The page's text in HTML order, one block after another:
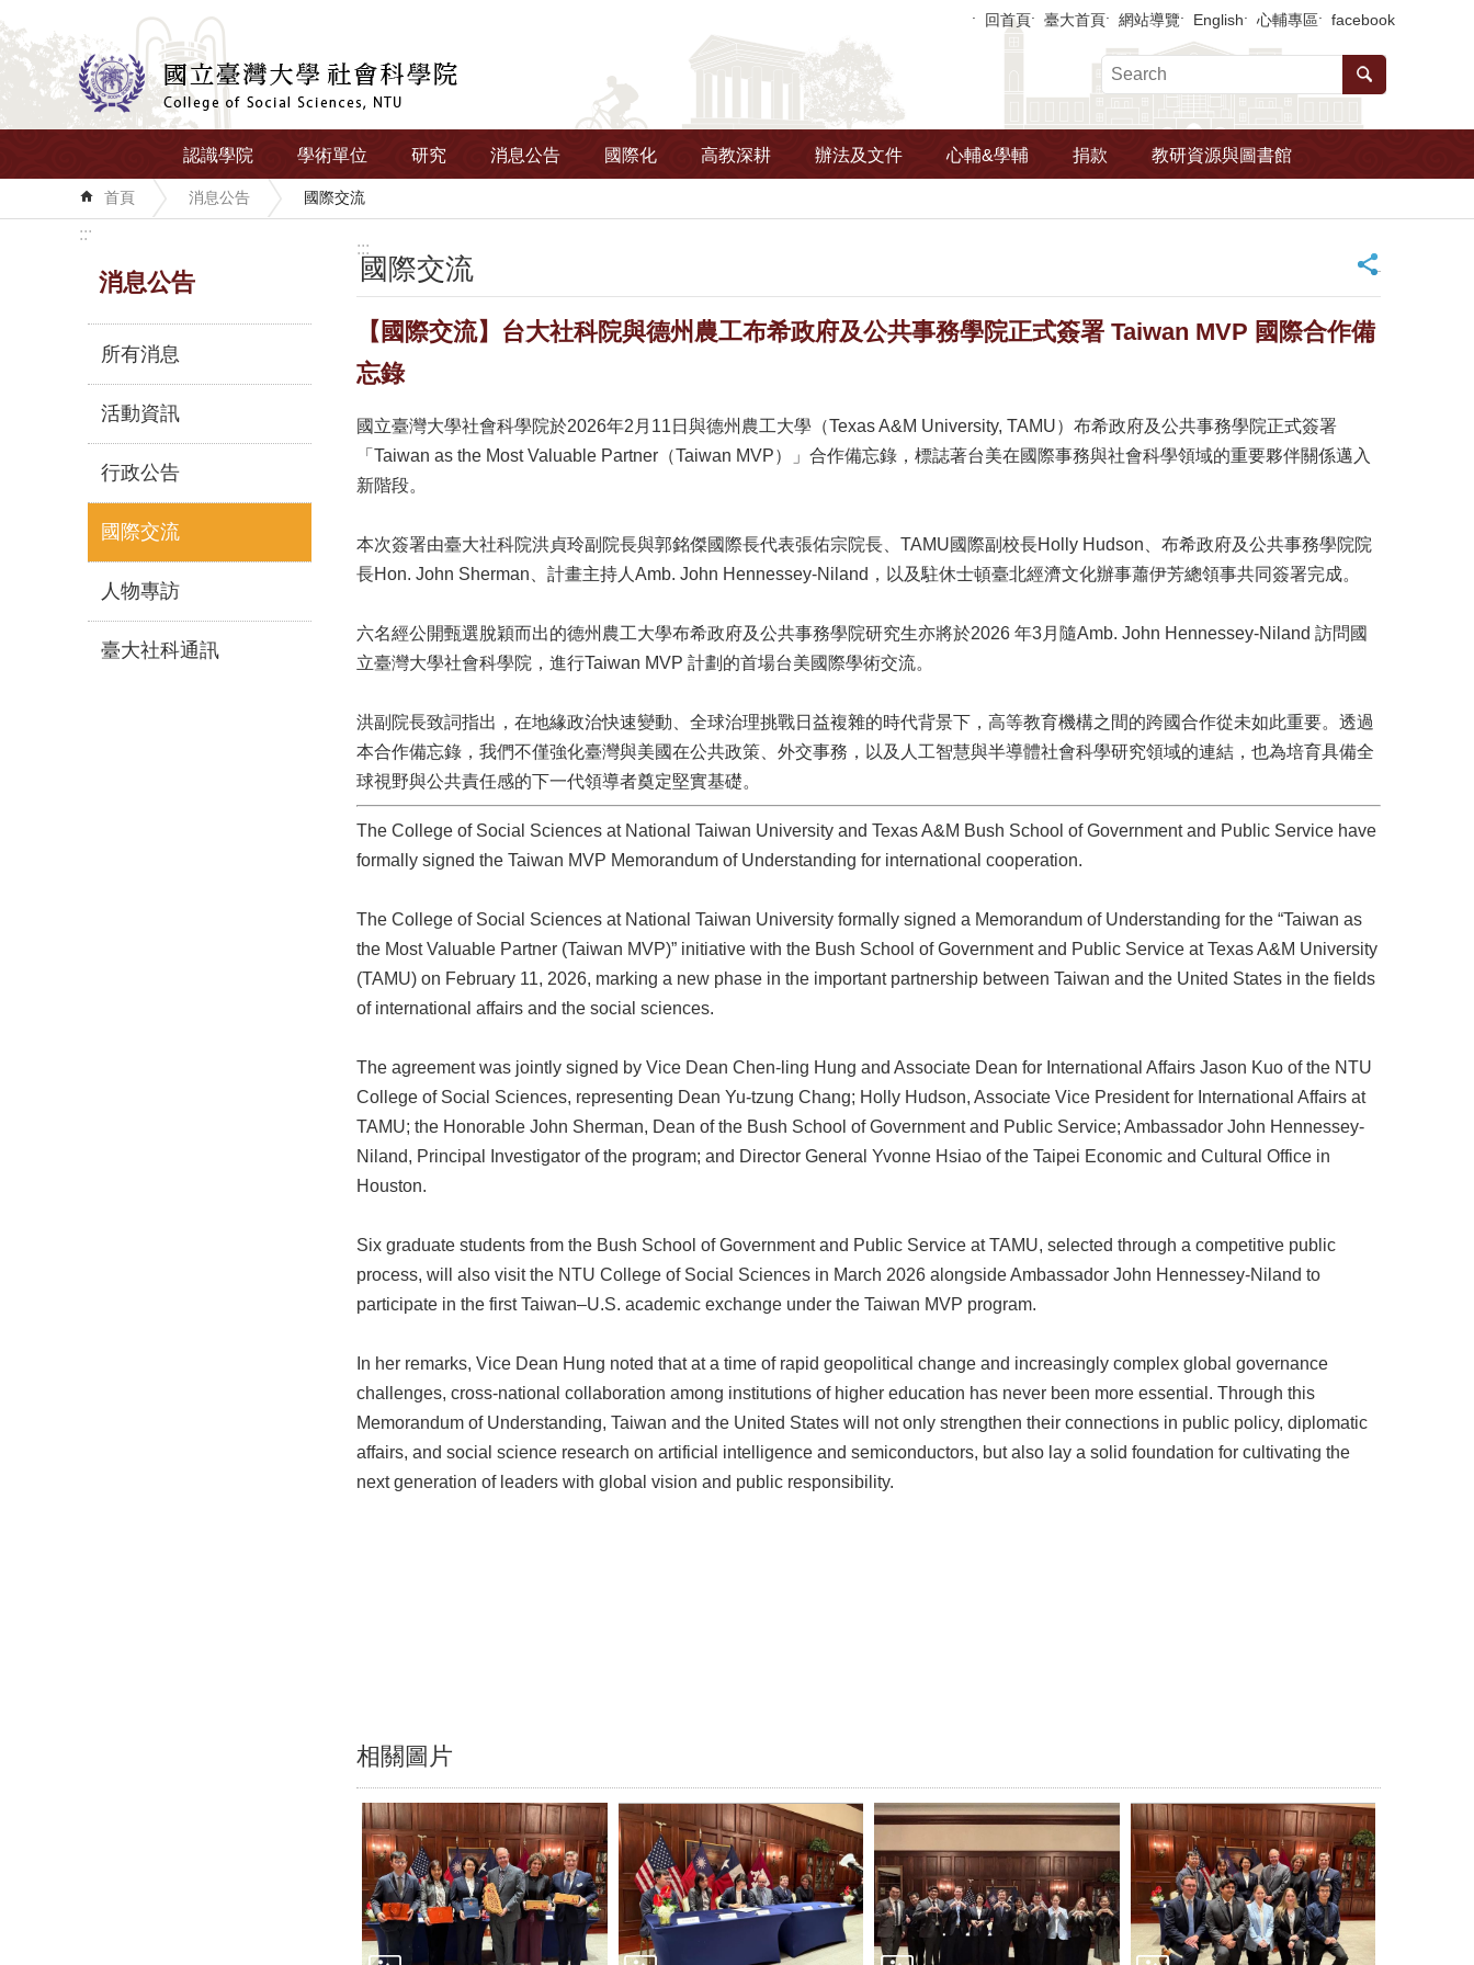
跳到主要內容區塊 回首頁 臺大首頁 網站導覽 English 心輔專區 facebook
認識學院 學術單位 研究 消息公告 國際化 高教深耕 辦法及文件 心輔&學輔 捐款 教研資源與圖書館
首頁 消息公告 國際交流
:::
消息公告
所有消息
活動資訊
行政公告
國際交流
人物專訪
臺大社科通訊
:::
國際交流 _
【國際交流】台大社科院與德州農工布希政府及公共事務學院正式簽署 Taiwan MVP 國際合作備
忘錄
國立臺灣大學社會科學院於2026年2月11日與德州農工大學（Texas A&M University, TAMU）布希政府及公共事務學院正式簽署
「Taiwan as the Most Valuable Partner（Taiwan MVP）」合作備忘錄，標誌著台美在國際事務與社會科學領域的重要夥伴關係邁入
新階段。
本次簽署由臺大社科院洪貞玲副院長與郭銘傑國際長代表張佑宗院長、TAMU國際副校長Holly Hudson、布希政府及公共事務學院院
長Hon. John Sherman、計畫主持人Amb. John Hennessey-Niland，以及駐休士頓臺北經濟文化辦事蕭伊芳總領事共同簽署完成。
六名經公開甄選脫穎而出的德州農工大學布希政府及公共事務學院研究生亦將於2026 年3月隨Amb. John Hennessey-Niland 訪問國
立臺灣大學社會科學院，進行Taiwan MVP 計劃的首場台美國際學術交流。
洪副院長致詞指出，在地緣政治快速變動、全球治理挑戰日益複雜的時代背景下，高等教育機構之間的跨國合作從未如此重要。透過
本合作備忘錄，我們不僅強化臺灣與美國在公共政策、外交事務，以及人工智慧與半導體社會科學研究領域的連結，也為培育具備全
球視野與公共責任感的下一代領導者奠定堅實基礎。
The College of Social Sciences at National Taiwan University and Texas A&M Bush School of Government and Public Service have
formally signed the Taiwan MVP Memorandum of Understanding for international cooperation.
The College of Social Sciences at National Taiwan University formally signed a Memorandum of Understanding for the “Taiwan as
the Most Valuable Partner (Taiwan MVP)” initiative with the Bush School of Government and Public Service at Texas A&M University
(TAMU) on February 11, 2026, marking a new phase in the important partnership between Taiwan and the United States in the fields
of international affairs and the social sciences.
The agreement was jointly signed by Vice Dean Chen-ling Hung and Associate Dean for International Affairs Jason Kuo of the NTU
College of Social Sciences, representing Dean Yu-tzung Chang; Holly Hudson, Associate Vice President for International Affairs at
TAMU; the Honorable John Sherman, Dean of the Bush School of Government and Public Service; Ambassador John Hennessey-
Niland, Principal Investigator of the program; and Director General Yvonne Hsiao of the Taipei Economic and Cultural Office in
Houston.
Six graduate students from the Bush School of Government and Public Service at TAMU, selected through a competitive public
process, will also visit the NTU College of Social Sciences in March 2026 alongside Ambassador John Hennessey-Niland to
participate in the first Taiwan–U.S. academic exchange under the Taiwan MVP program.
In her remarks, Vice Dean Hung noted that at a time of rapid geopolitical change and increasingly complex global governance
challenges, cross-national collaboration among institutions of higher education has never been more essential. Through this
Memorandum of Understanding, Taiwan and the United States will not only strengthen their connections in public policy, diplomatic
affairs, and social science research on artificial intelligence and semiconductors, but also lay a solid foundation for cultivating the
next generation of leaders with global vision and public responsibility.
相關圖片